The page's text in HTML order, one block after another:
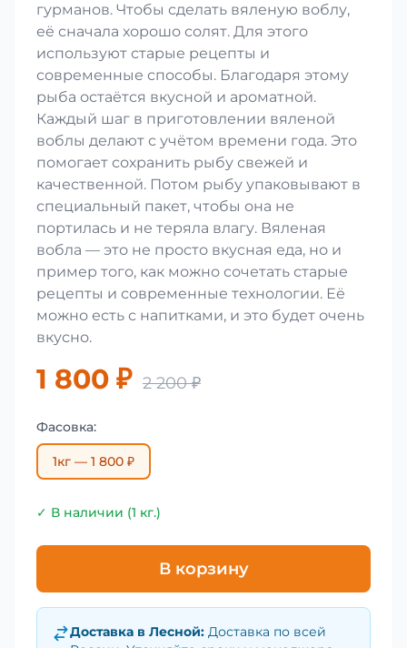
гурманов. Чтобы сделать вяленую воблу,
её сначала хорошо солят. Для этого
используют старые рецепты и
современные способы. Благодаря этому
рыба остаётся вкусной и ароматной.
Каждый шаг в приготовлении вяленой
воблы делают с учётом времени года. Это
помогает сохранить рыбу свежей и
качественной. Потом рыбу упаковывают в
специальный пакет, чтобы она не
портилась и не теряла влагу. Вяленая
вобла — это не просто вкусная еда, но и
пример того, как можно сочетать старые
рецепты и современные технологии. Её
можно есть с напитками, и это будет очень
вкусно.
1 800 ₽ 2 200 ₽
Фасовка:
1кг — 1 800 ₽
✓ В наличии (1 кг.)
В корзину
Доставка в Лесной: Доставка по всей